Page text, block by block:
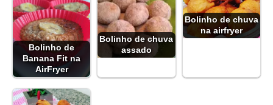
Bolinho de
Banana Fit na
AirFryer
Bolinho de chuva
assado
Bolinho de chuva
na airfryer